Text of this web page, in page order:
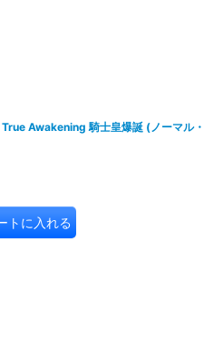
Awakening 騎士皇爆誕 (ノーマル・
トに入れる